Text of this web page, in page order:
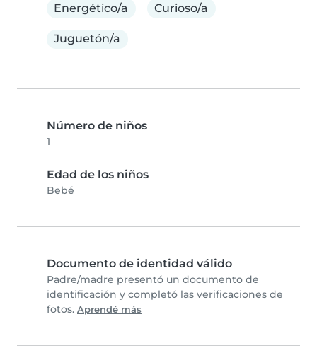
Energético/a
Curioso/a
Juguetón/a
Número de niños
1
Edad de los niños
Bebé
Documento de identidad válido
Padre/madre presentó un documento de
identificación y completó las verificaciones de
fotos. Aprendé más